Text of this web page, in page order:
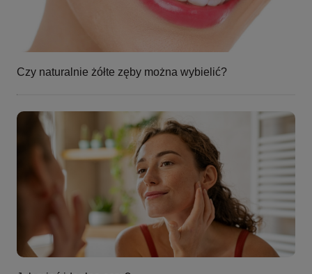
Czy naturalnie żółte zęby można wybielić?